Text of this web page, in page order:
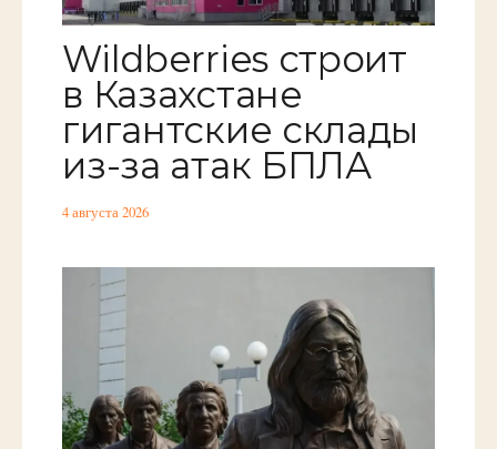
Wildberries строит
в Казахстане
гигантские склады
из-за атак БПЛА
4 августа 2026